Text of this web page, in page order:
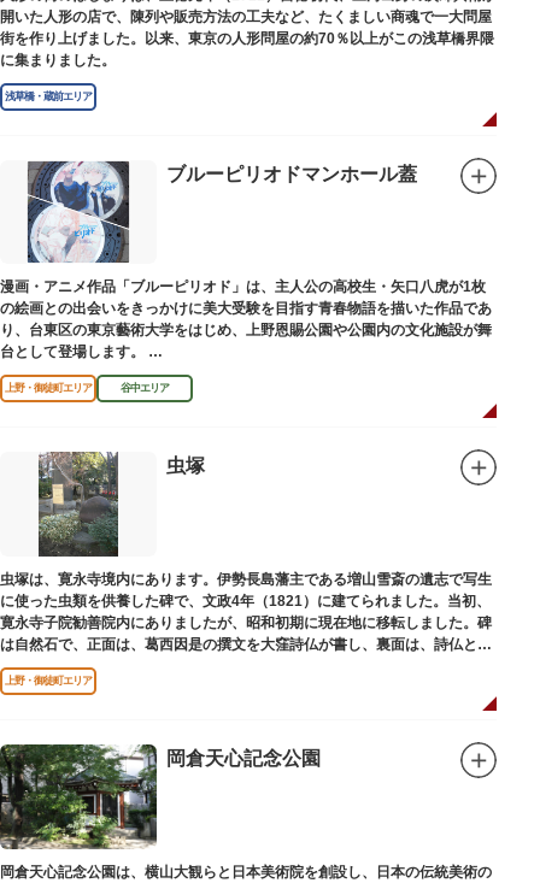
開いた人形の店で、陳列や販売方法の工夫など、たくましい商魂で一大問屋
街を作り上げました。以来、東京の人形問屋の約70％以上がこの浅草橋界隈
に集まりました。
浅草橋・蔵前エリア
ブルーピリオドマンホール蓋
漫画・アニメ作品「ブルーピリオド」は、主人公の高校生・矢口八虎が1枚
の絵画との出会いをきっかけに美大受験を目指す青春物語を描いた作品であ
り、台東区の東京藝術大学をはじめ、上野恩賜公園や公園内の文化施設が舞
台として登場します。
区にゆかりのある本作品を通して、新たな観光スポット創出による誘客促進
と区内観光客の回遊性向上を図るため、こちらのマンホール蓋を設置しまし
設置年月日：令和4年3月1日
上野・御徒町エリア 谷中エリア
虫塚
虫塚は、寛永寺境内にあります。伊勢長島藩主である増山雪斎の遺志で写生
に使った虫類を供養した碑で、文政4年（1821）に建てられました。当初、
寛永寺子院勧善院内にありましたが、昭和初期に現在地に移転しました。碑
は自然石で、正面は、葛西因是の撰文を大窪詩仏が書し、裏面は、詩仏と菊
池五山の自筆の詩が刻まれています。
上野・御徒町エリア
岡倉天心記念公園
岡倉天心記念公園は、横山大観らと日本美術院を創設し、日本の伝統美術の